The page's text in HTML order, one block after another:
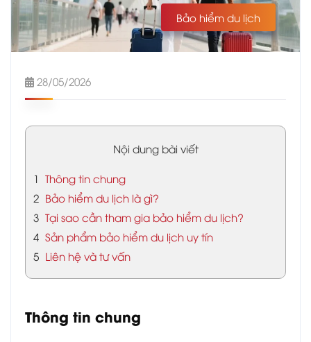
Bảo hiểm du lịch
28/05/2026
Nội dung bài viết
1 Thông tin chung
2 Bảo hiểm du lịch là gì?
3 Tại sao cần tham gia bảo hiểm du lịch?
4 Sản phẩm bảo hiểm du lịch uy tín
5 Liên hệ và tư vấn
Thông tin chung